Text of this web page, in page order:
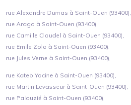
rue Alexandre Dumas à Saint-Ouen (93400),
rue Arago à Saint-Ouen (93400),
rue Camille Claudel à Saint-Ouen (93400),
rue Emile Zola à Saint-Ouen (93400),
rue Jules Verne à Saint-Ouen (93400),
rue Kateb Yacine à Saint-Ouen (93400),
rue Martin Levasseur à Saint-Ouen (93400),
rue Palouzié à Saint-Ouen (93400),